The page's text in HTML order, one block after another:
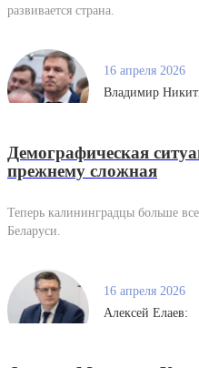
развивается страна.
16 апреля 2026
Владимир
Демографическая
прежнему сложная
Теперь калининградцы больше
Беларуси.
16 апреля 2026
Алексей Елаев: